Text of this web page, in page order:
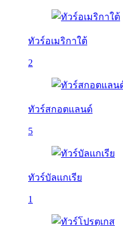
ทัวร์อเมริกาใต้
2
ทัวร์สกอตแลนด์
5
ทัวร์บัลเเกเรีย
1